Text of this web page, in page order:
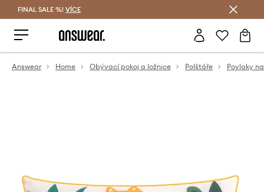
FINAL SALE %! VÍCE
Answear Home Obývací pokoj a ložnice Polštáře Povlaky